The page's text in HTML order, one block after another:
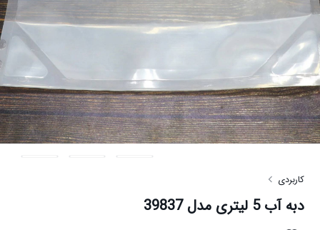
کاربردی
دبه آب 5 لیتری مدل 39837